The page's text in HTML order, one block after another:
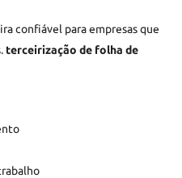
confiável para empresas que
terceirização de folha de